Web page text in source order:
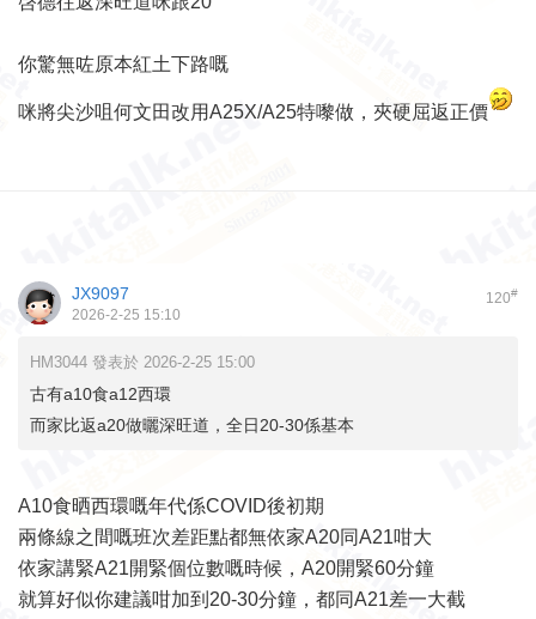
你驚無咗原本紅土下路嘅
咪將尖沙咀何文田改用A25X/A25特嚟做，夾硬屈返正價
120#
JX9097
2026-2-25 15:10
HM3044 發表於 2026-2-25 15:00
古有a10食a12西環
而家比返a20做曬深旺道，全日20-30係基本
A10食晒西環嘅年代係COVID後初期
兩條線之間嘅班次差距點都無依家A20同A21咁大
依家講緊A21開緊個位數嘅時候，A20開緊60分鐘
就算好似你建議咁加到20-30分鐘，都同A21差一大截